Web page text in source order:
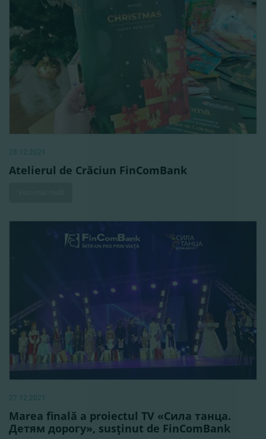
28.12.2021
Atelierul de Crăciun FinComBank
27.12.2021
Marea finală a proiectul TV «Сила танца.
Детям дорогу», susţinut de FinComBank